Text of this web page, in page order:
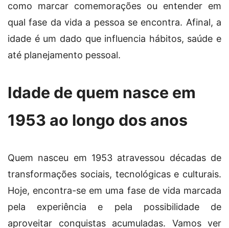
como marcar comemorações ou entender em
qual fase da vida a pessoa se encontra. Afinal, a
idade é um dado que influencia hábitos, saúde e
até planejamento pessoal.
Idade de quem nasce em
1953 ao longo dos anos
Quem nasceu em 1953 atravessou décadas de
transformações sociais, tecnológicas e culturais.
Hoje, encontra-se em uma fase de vida marcada
pela experiência e pela possibilidade de
aproveitar conquistas acumuladas. Vamos ver